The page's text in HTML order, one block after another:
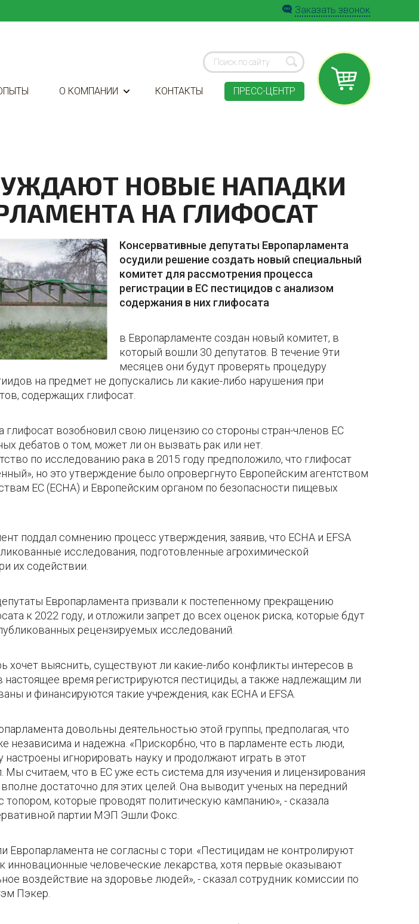
Заказать звонок
О КОМПАНИИ КОНТАКТЫ ПРЕСС-ЦЕНТР
НОВЫЕ НАПАДКИ
НА ГЛИФОСАТ
Консервативные депутаты Европарламента
осудили решение создать новый специальный
комитет для рассмотрения процесса
регистрации в ЕС пестицидов с анализом
содержания в них глифосата
в Европарламенте создан новый комитет, в
который вошли 30 депутатов. В течение 9ти
месяцев они будут проверять процедуру
на предмет не допускались ли какие-либо нарушения при
содержащих глифосат.
глифосат возобновил свою лицензию со стороны стран-членов ЕС
дебатов о том, может ли он вызвать рак или нет.
по исследованию рака в 2015 году предположило, что глифосат
но это утверждение было опровергнуто Европейским агентством
ЕС (ECHA) и Европейским органом по безопасности пищевых
поддал сомнению процесс утверждения, заявив, что ECHA и EFSA
исследования, подготовленные агрохимической
их содействии.
Европарламента призвали к постепенному прекращению
к 2022 году, и отложили запрет до всех оценок риска, которые бдут
рецензируемых исследований.
хочет выяснить, существуют ли какие-либо конфликты интересов в
настоящее время регистрируются пестициды, а также надлежащим ли
и финансируются такие учреждения, как ECHA и EFSA.
довольны деятельностью этой группы, предполагая, что
независима и надежна. «Прискорбно, что в парламенте есть люди,
игнорировать науку и продолжают играть в этот
Мы считаем, что в ЕС уже есть система для изучения и лицензирования
достаточно для этих целей. Она выводит ученых на передний
топором, которые проводят политическую кампанию», - сказала
партии МЭП Эшли Фокс.
Европарламента не согласны с тори. «Пестицидам не контролируют
инновационные человеческие лекарства, хотя первые оказывают
воздействие на здоровье людей», - сказал сотрудник комиссии по
Пэкер.